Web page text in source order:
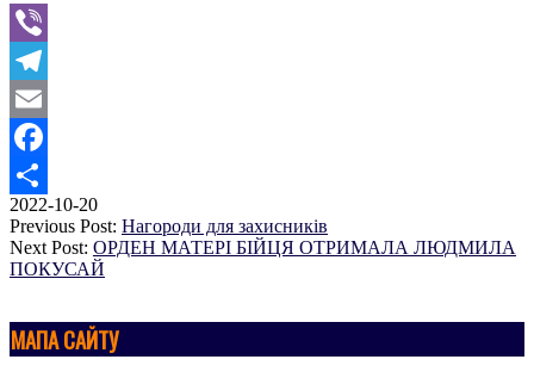
Viber
Telegram
Email
Facebook
Поділитися
2022-10-20
Previous Post: Нагороди для захисників
Next Post: ОРДЕН МАТЕРІ БІЙЦЯ ОТРИМАЛА ЛЮДМИЛА
ПОКУСАЙ
МАПА САЙТУ